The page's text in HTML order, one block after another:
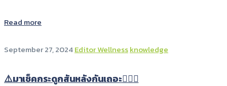
Read more
September 27, 2024Editor Wellnessknowledge
⚠️มาเช็คกระดูกสันหลังกันเถอะ👩🏻‍⚕️